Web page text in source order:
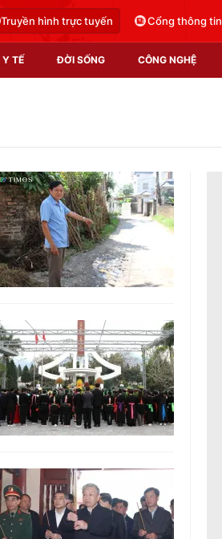
Truyền hình trực tuyến Cổng thông tin
Y TẾ ĐỜI SỐNG CÔNG NGHỆ
Video
Shorts video
Podcast
EMagazine
Infographic
Góc ảnh
Công nghệ
Hitech Công nghệ tương lai
Sản phẩm
Thị trường